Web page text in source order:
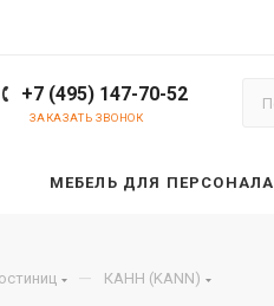
+7 (495) 147-70-52
ЗАКАЗАТЬ ЗВОНОК
МЕБЕЛЬ ДЛЯ ПЕРСОНАЛА
— КАНН (KANN)